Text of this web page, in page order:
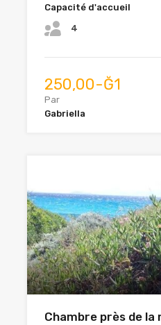
Capacité d'accueil
4
250,00-Ğ1
Par
Gabriella
Chambre près de la